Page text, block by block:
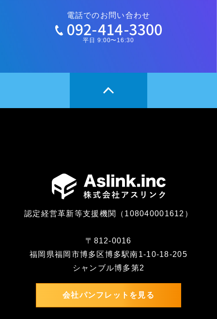
電話でのお問い合わせ
平日 9:00〜16:30
認定経営革新等支援機関（108040001612）
〒812-0016
福岡県福岡市博多区博多駅南1-10-18-205
シャンブル博多第2
会社パンフレットを見る